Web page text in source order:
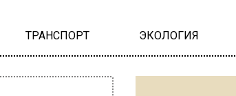
ТРАНСПОРТ ЭКОЛОГИЯ